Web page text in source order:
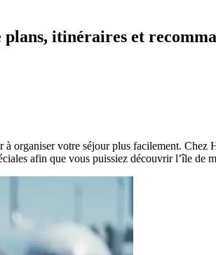
plans, itinéraires et
organiser votre séjour plus facilement.
afin que vous puissiez découvrir l’île de